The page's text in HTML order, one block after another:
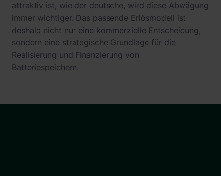
attraktiv ist, wie der deutsche, wird diese Abwägung
immer wichtiger. Das passende Erlösmodell ist
deshalb nicht nur eine kommerzielle Entscheidung,
sondern eine strategische Grundlage für die
Realisierung und Finanzierung von
Batteriespeichern.